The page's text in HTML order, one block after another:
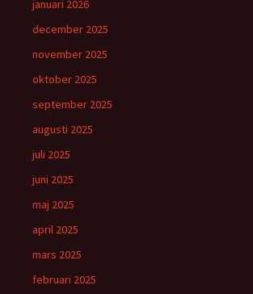
januari 2026
december 2025
november 2025
oktober 2025
september 2025
augusti 2025
juli 2025
juni 2025
maj 2025
april 2025
mars 2025
februari 2025